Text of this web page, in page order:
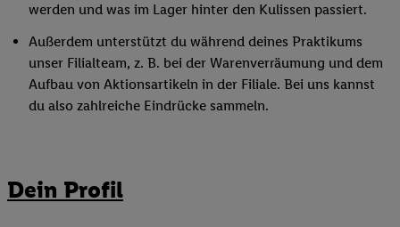
werden und was im Lager hinter den Kulissen passiert.
Außerdem unterstützt du während deines Praktikums
unser Filialteam, z. B. bei der Warenverräumung und dem
Aufbau von Aktionsartikeln in der Filiale. Bei uns kannst
du also zahlreiche Eindrücke sammeln.
Dein Profil